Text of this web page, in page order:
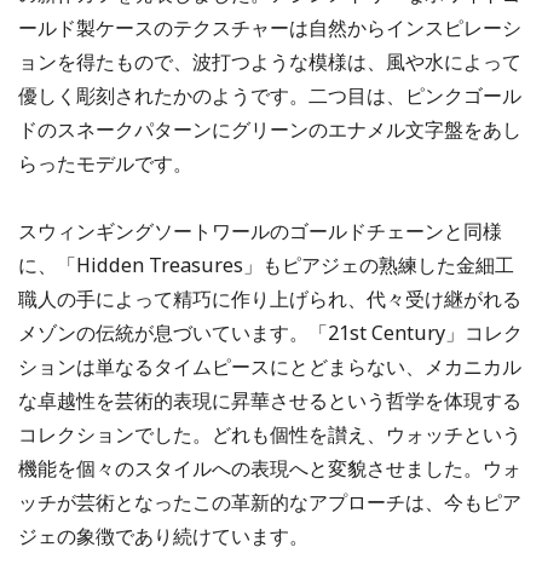
ールド製ケースのテクスチャーは自然からインスピレーシ
ョンを得たもので、波打つような模様は、風や水によって
優しく彫刻されたかのようです。二つ目は、ピンクゴール
ドのスネークパターンにグリーンのエナメル文字盤をあし
らったモデルです。
スウィンギングソートワールのゴールドチェーンと同様
に、「Hidden Treasures」もピアジェの熟練した金細工
職人の手によって精巧に作り上げられ、代々受け継がれる
メゾンの伝統が息づいています。「21st Century」コレク
ションは単なるタイムピースにとどまらない、メカニカル
な卓越性を芸術的表現に昇華させるという哲学を体現する
コレクションでした。どれも個性を讃え、ウォッチという
機能を個々のスタイルへの表現へと変貌させました。ウォ
ッチが芸術となったこの革新的なアプローチは、今もピア
ジェの象徴であり続けています。